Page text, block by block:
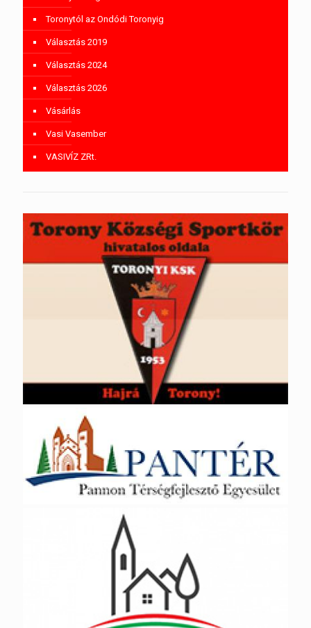
Toronytól az Ondódi Toronyig
Választás 2019
Választás 2024
Választás 2026
Vásárlás
Vasi Vasember
VASIVÍZ ZRt.